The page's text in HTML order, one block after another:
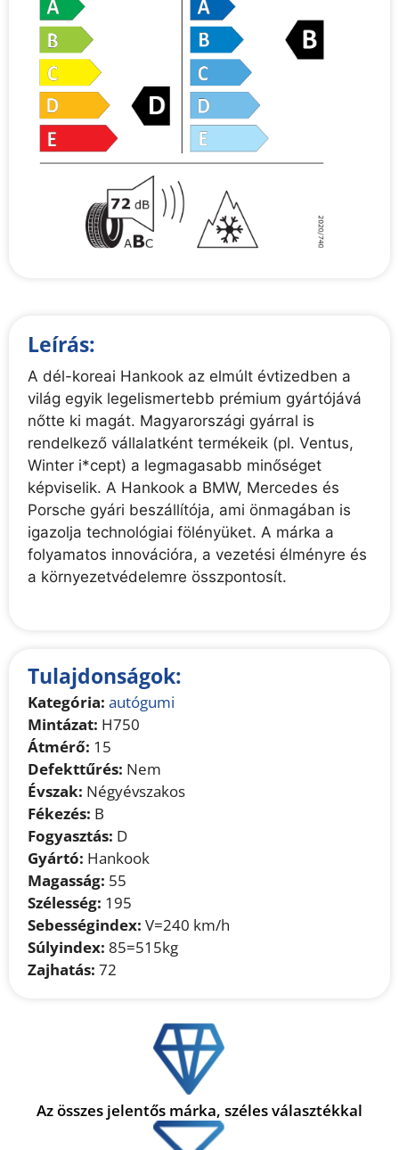
Leírás:
A dél-koreai Hankook az elmúlt évtizedben a
világ egyik legelismertebb prémium gyártójává
nőtte ki magát. Magyarországi gyárral is
rendelkező vállalatként termékeik (pl. Ventus,
Winter i*cept) a legmagasabb minőséget
képviselik. A Hankook a BMW, Mercedes és
Porsche gyári beszállítója, ami önmagában is
igazolja technológiai fölényüket. A márka a
folyamatos innovációra, a vezetési élményre és
a környezetvédelemre összpontosít.
Tulajdonságok:
Kategória: autógumi
Mintázat: H750
Átmérő: 15
Defekttűrés: Nem
Évszak: Négyévszakos
Fékezés: B
Fogyasztás: D
Gyártó: Hankook
Magasság: 55
Szélesség: 195
Sebességindex: V=240 km/h
Súlyindex: 85=515kg
Zajhatás: 72
Az összes jelentős márka, széles választékkal